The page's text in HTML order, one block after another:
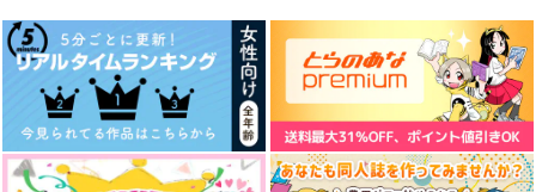
サンプル
作品詳細
サンプル
作品詳細
サンプル
作品詳細